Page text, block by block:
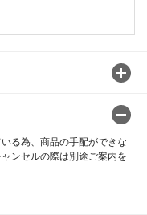
る為、商品の手配ができな
ンセルの際は別途ご案内を